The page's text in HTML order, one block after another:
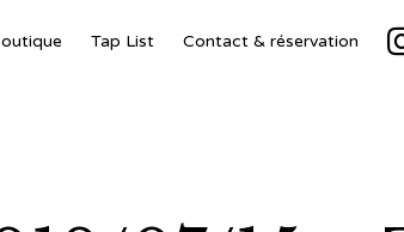
Tap List Contact & réservation